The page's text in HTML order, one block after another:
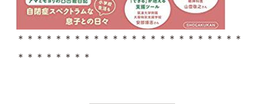
＊＊＊＊＊＊＊＊＊＊＊＊＊＊＊＊＊＊＊＊＊＊＊＊
＊＊＊＊＊＊＊＊